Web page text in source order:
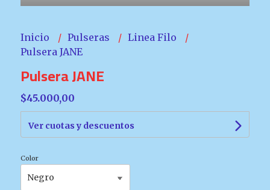
Inicio Pulseras
Linea Filo
Pulsera JANE
Pulsera JANE
$45.000,00
Ver cuotas y descuentos
Color